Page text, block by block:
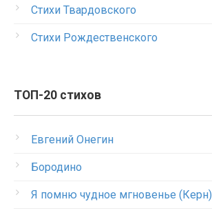
Стихи Твардовского
Стихи Рождественского
ТОП-20 стихов
Евгений Онегин
Бородино
Я помню чудное мгновенье (Керн)